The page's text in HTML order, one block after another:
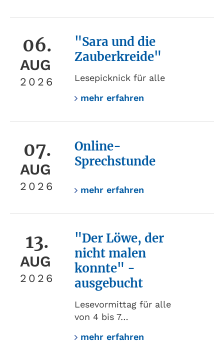
06.
AUG
2026
"Sara und die
Zauberkreide"
Lesepicknick für alle
mehr erfahren
07.
AUG
2026
Online-
Sprechstunde
mehr erfahren
13.
AUG
2026
"Der Löwe, der
nicht malen
konnte" -
ausgebucht
Lesevormittag für alle
von 4 bis 7…
mehr erfahren